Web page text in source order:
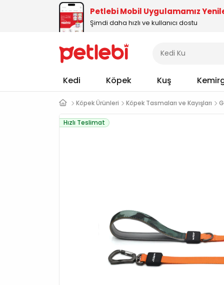
Petlebi Mobil Uygulamamız
Şimdi daha hızlı ve kullanıcı dostu
Kedi Köpek Kuş
Köpek Ürünleri Köpek Tasmaları ve Kayışları
Hızlı Teslimat